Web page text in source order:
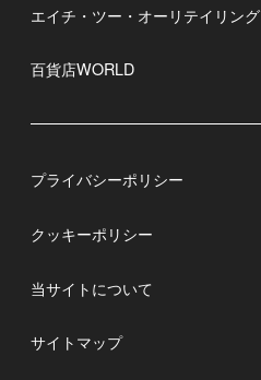
エイチ・ツー・オーリテイリング
百貨店WORLD
プライバシーポリシー
クッキーポリシー
当サイトについて
サイトマップ